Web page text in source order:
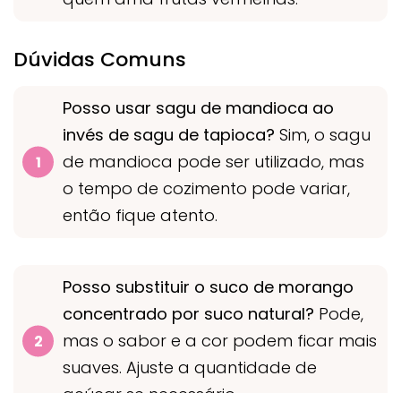
Dúvidas Comuns
Posso usar sagu de mandioca ao
invés de sagu de tapioca? Sim, o sagu
de mandioca pode ser utilizado, mas
o tempo de cozimento pode variar,
então fique atento.
Posso substituir o suco de morango
concentrado por suco natural? Pode,
mas o sabor e a cor podem ficar mais
suaves. Ajuste a quantidade de